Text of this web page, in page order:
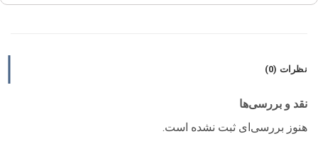
نظرات (0)
نقد و بررسی‌ها
هنوز بررسی‌ای ثبت نشده است.